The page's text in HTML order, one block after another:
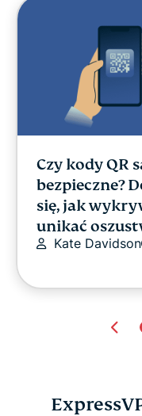
Czy kody QR
bezpieczne?
się, jak
unikać
Kate Davidson